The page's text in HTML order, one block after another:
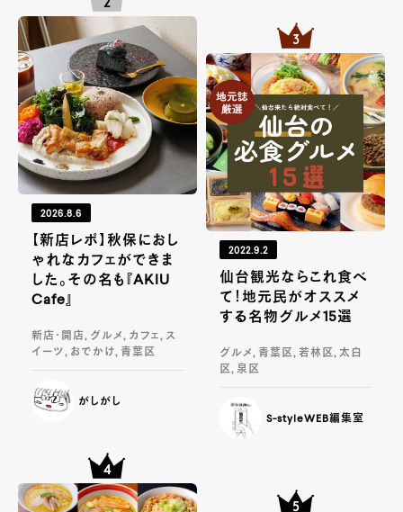
2026.8.6
【新店レポ】秋保におし
ゃれなカフェができま
した。その名も『AKIU
Cafe』
新店・開店, グルメ, カフェ, ス
イーツ, おでかけ, 青葉区
がしがし
2022.9.2
仙台観光ならこれ食べ
て！地元民がオススメ
する名物グルメ15選
グルメ, 青葉区, 若林区, 太白
区, 泉区
S-styleWEB編集室